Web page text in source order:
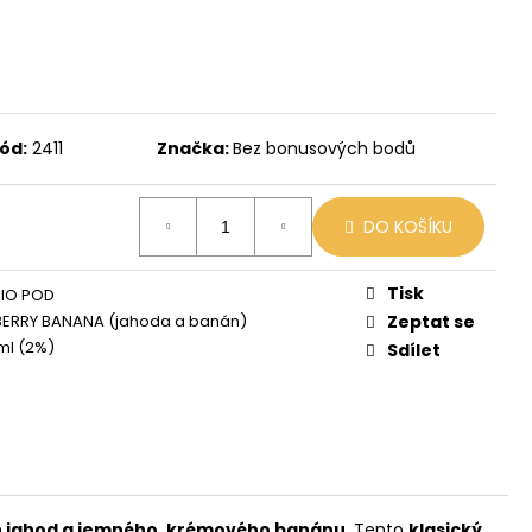
2411 Značka:Bez bonusových bodů
DO KOŠÍKU
POD
BANANA (jahoda a banán)
(2%)
Tisk
Zeptat se
Sdílet